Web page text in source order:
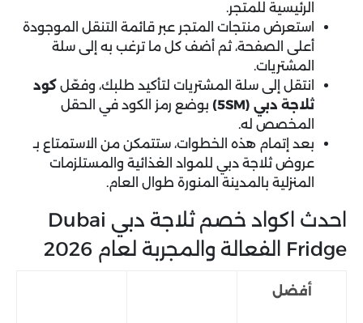
الرئيسية للمتجر.
استعرض منتجات المتجر عبر قائمة التنقل الموجودة
أعلى الصفحة، ثم أضف كل ما ترغب به إلى سلة
المشتريات.
انتقل إلى سلة المشتريات لتأكيد طلبك، وفعّل كود
ثلاجة دبي (5SM)
بوضع رمز الكود في الحقل
المخصص له.
بعد إتمام هذه الخطوات، ستتمكن من الاستمتاع بـ
عروض ثلاجة دبي للمواد الغذائية والمستلزمات
المنزلية بالمدينة المنورة طوال العام.
احدث اكواد خصم ثلاجة دبي Dubai
Fridge الفعالة والمجربة لعام 2026
أفضل